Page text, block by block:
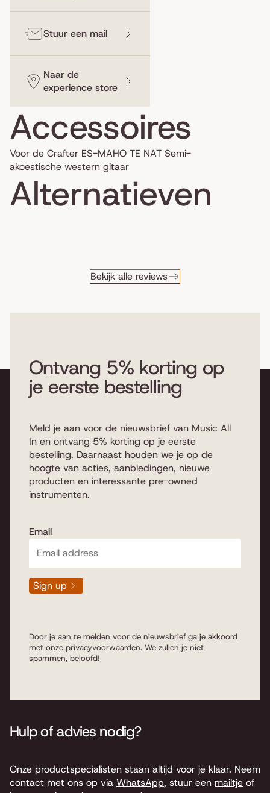
Stuur een mail
Naar de
experience store
Accessoires
Voor de Crafter ES-MAHO TE NAT Semi-
akoestische western gitaar
Alternatieven
Bekijk alle reviews
Ontvang 5% korting op
je eerste bestelling
Meld je aan voor de nieuwsbrief van Music All
In en ontvang 5% korting op je eerste
bestelling. Daarnaast houden we je op de
hoogte van acties, aanbiedingen, nieuwe
producten en interessante pre-owned
instrumenten.
Email
Sign up
Door je aan te melden voor de nieuwsbrief ga je akkoord
met onze privacyvoorwaarden. We zullen je niet
spammen, beloofd!
Hulp of advies nodig?
Onze productspecialisten staan altijd voor je klaar. Neem
contact met ons op via WhatsApp, stuur een mailtje of